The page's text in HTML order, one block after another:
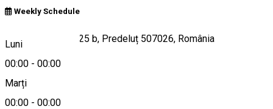
Weekly Schedule
Luni
00:00 - 00:00
Marți
00:00 - 00:00
Strada Pe Țarină 25 b, Predeluț 507026, România
Hartă